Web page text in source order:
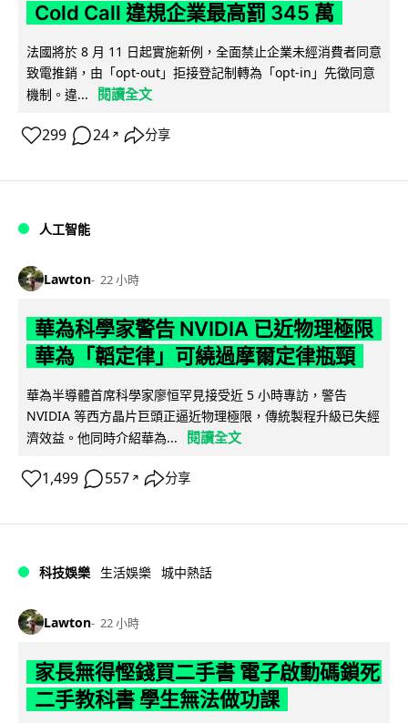
Cold Call 違規企業最高罰 345 萬
法國將於 8 月 11 日起實施新例，全面禁止企業未經消費者同意
致電推銷，由「opt-out」拒接登記制轉為「opt-in」先徵同意
機制。違...
閱讀全文
299 24 ↗ 分享
人工智能
Lawton 22 小時
華為科學家警告 NVIDIA 已近物理極限
華為「韜定律」可繞過摩爾定律瓶頸
華為半導體首席科學家廖恒罕見接受近 5 小時專訪，警告
NVIDIA 等西方晶片巨頭正逼近物理極限，傳統製程升級已失經
濟效益。他同時介紹華為...
閱讀全文
1,499 557 ↗ 分享
科技娛樂 生活娛樂 城中熱話
Lawton 22 小時
家長無得慳錢買二手書 電子啟動碼鎖死
二手教科書 學生無法做功課